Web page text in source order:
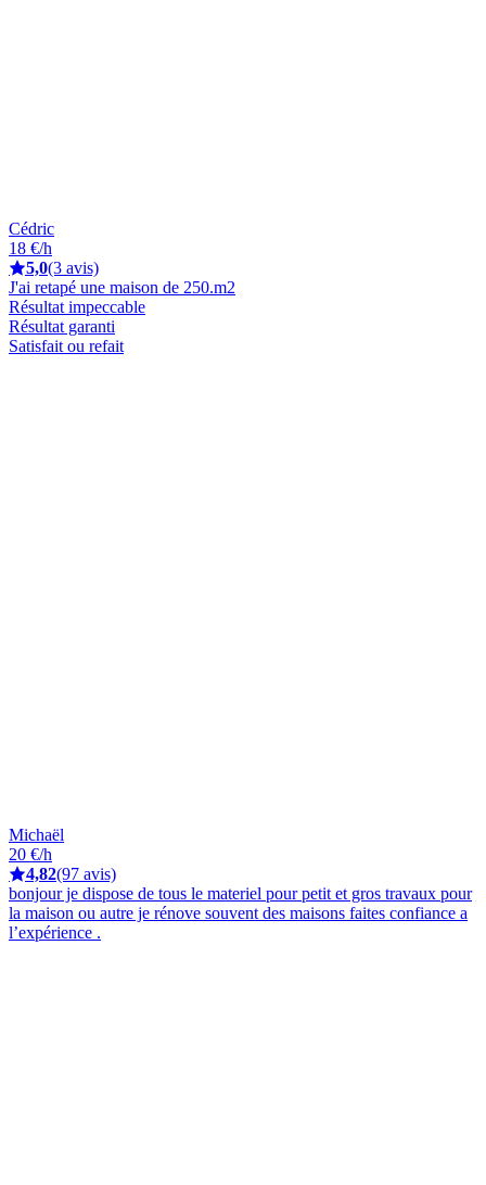
Cédric
18 €/h
5,0(3 avis)
J'ai retapé une maison de 250.m2
Résultat impeccable
Résultat garanti
Satisfait ou refait
Michaël
20 €/h
4,82(97 avis)
bonjour je dispose de tous le materiel pour petit et gros travaux pour
la maison ou autre je rénove souvent des maisons faites confiance a
l’expérience .